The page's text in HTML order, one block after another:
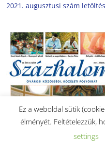
2021. augusztusi szám
Ez a weboldal sütik
élményét. Feltételezzük,
settings